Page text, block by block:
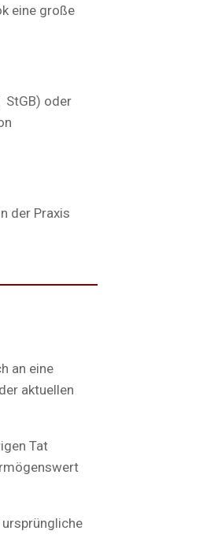
eine große
StGB) oder
der Praxis
an eine
aktuellen
Tat
ursprüngliche